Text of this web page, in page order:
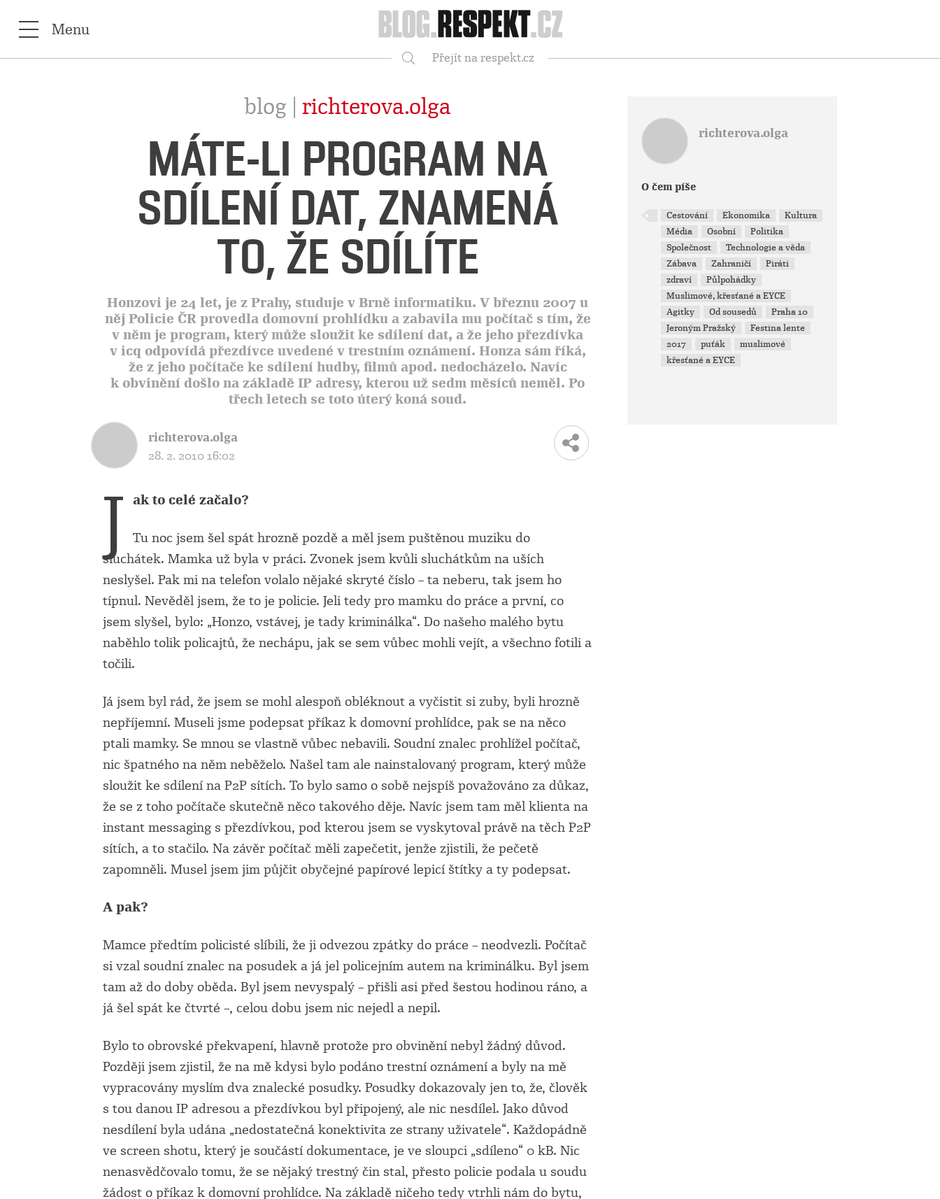
Respekt
Menu
Přejít na respekt.cz
blog | richterova.olga
MÁTE-LI PROGRAM NA
SDÍLENÍ DAT, ZNAMENÁ
TO, ŽE SDÍLÍTE
Honzovi je 24 let, je z Prahy, studuje v Brně informatiku. V březnu 2007 u
něj Policie ČR provedla domovní prohlídku a zabavila mu počítač s tím, že
v něm je program, který může sloužit ke sdílení dat, a že jeho přezdívka
v icq odpovídá přezdívce uvedené v trestním oznámení. Honza sám říká,
že z jeho počítače ke sdílení hudby, filmů apod. nedocházelo. Navíc
k obvinění došlo na základě IP adresy, kterou už sedm měsíců neměl. Po
třech letech se toto úterý koná soud.
richterova.olga
28. 2. 2010 16:02
J ak to celé začalo?
Tu noc jsem šel spát hrozně pozdě a měl jsem puštěnou muziku do
sluchátek. Mamka už byla v práci. Zvonek jsem kvůli sluchátkům na uších
neslyšel. Pak mi na telefon volalo nějaké skryté číslo – ta neberu, tak jsem ho
típnul. Nevěděl jsem, že to je policie. Jeli tedy pro mamku do práce a první, co
jsem slyšel, bylo: „Honzo, vstávej, je tady kriminálka“. Do našeho malého bytu
naběhlo tolik policajtů, že nechápu, jak se sem vůbec mohli vejít, a všechno fotili a
točili.
Já jsem byl rád, že jsem se mohl alespoň obléknout a vyčistit si zuby, byli hrozně
nepříjemní. Museli jsme podepsat příkaz k domovní prohlídce, pak se na něco
ptali mamky. Se mnou se vlastně vůbec nebavili. Soudní znalec prohlížel počítač,
nic špatného na něm neběželo. Našel tam ale nainstalovaný program, který může
sloužit ke sdílení na P2P sítích. To bylo samo o sobě nejspíš považováno za důkaz,
že se z toho počítače skutečně něco takového děje. Navíc jsem tam měl klienta na
instant messaging s přezdívkou, pod kterou jsem se vyskytoval právě na těch P2P
sítích, a to stačilo. Na závěr počítač měli zapečetit, jenže zjistili, že pečetě
zapomněli. Musel jsem jim půjčit obyčejné papírové lepicí štítky a ty podepsat.
A pak?
Mamce předtím policisté slíbili, že ji odvezou zpátky do práce – neodvezli. Počítač
si vzal soudní znalec na posudek a já jel policejním autem na kriminálku. Byl jsem
tam až do doby oběda. Byl jsem nevyspalý – přišli asi před šestou hodinou ráno, a
já šel spát ke čtvrté –, celou dobu jsem nic nejedl a nepil.
Bylo to obrovské překvapení, hlavně protože pro obvinění nebyl žádný důvod.
Později jsem zjistil, že na mě kdysi bylo podáno trestní oznámení a byly na mě
vypracovány myslím dva znalecké posudky. Posudky dokazovaly jen to, že, člověk
s tou danou IP adresou a přezdívkou byl připojený, ale nic nesdílel. Jako důvod
nesdílení byla udána „nedostatečná konektivita ze strany uživatele“. Každopádně
ve screen shotu, který je součástí dokumentace, je ve sloupci „sdíleno“ 0 kB. Nic
nenasvědčovalo tomu, že se nějaký trestný čin stal, přesto policie podala u soudu
žádost o příkaz k domovní prohlídce. Na základě ničeho tedy vtrhli nám do bytu,
richterova.olga
O čem píše
Cestování Ekonomika
Kultura
Média
Osobní
Politika
Společnost
Technologie a věda
Zábava
Zahraničí
Piráti
zdraví
Půlpohádky
Muslimové, křesťané a EYCE
Agitky
Od sousedů
Praha 10
Jeroným Pražský
Festina lente
2017
puťák
muslimové
křesťané a EYCE